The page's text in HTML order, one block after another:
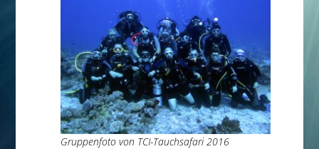
Gruppenfoto von TCI-Tauchsafari 2016